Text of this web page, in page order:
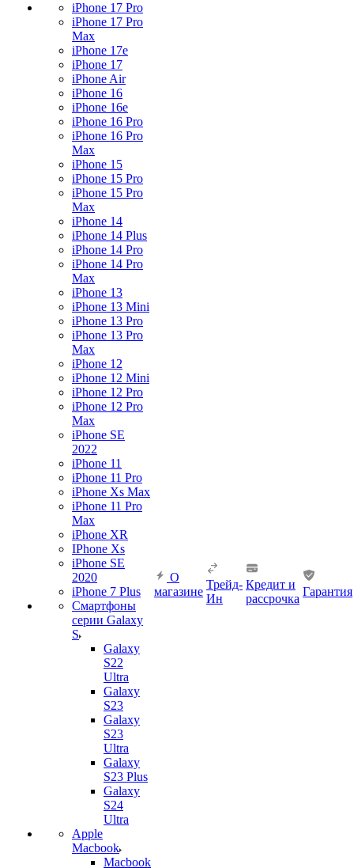
iPhone 17 Pro
iPhone 17 Pro
Max
iPhone 17e
iPhone 17
iPhone Air
iPhone 16
iPhone 16e
iPhone 16 Pro
iPhone 16 Pro
Max
iPhone 15
iPhone 15 Pro
iPhone 15 Pro
Max
iPhone 14
iPhone 14 Plus
iPhone 14 Pro
iPhone 14 Pro
Max
iPhone 13
iPhone 13 Mini
iPhone 13 Pro
iPhone 13 Pro
Max
iPhone 12
iPhone 12 Mini
iPhone 12 Pro
iPhone 12 Pro
Max
iPhone SE
2022
iPhone 11
iPhone 11 Pro
iPhone Xs Max
iPhone 11 Pro
Max
iPhone XR
IPhone Xs
iPhone SE
2020
iPhone 7 Plus
Смартфоны
серии Galaxy
S
Galaxy
S22
Ultra
Galaxy
S23
Galaxy
S23
Ultra
Galaxy
S23 Plus
Galaxy
S24
Ultra
Apple
Macbook
Macbook
О
магазине
Трейд-
Ин
Кредит и
рассрочка
Гарантия